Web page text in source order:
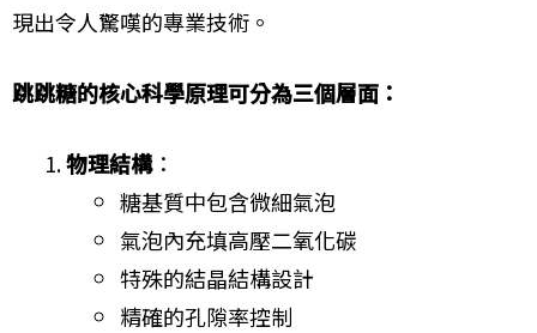
現出令人驚嘆的專業技術。
跳跳糖的核心科學原理可分為三個層面：
物理結構：
糖基質中包含微細氣泡
氣泡內充填高壓二氧化碳
特殊的結晶結構設計
精確的孔隙率控制